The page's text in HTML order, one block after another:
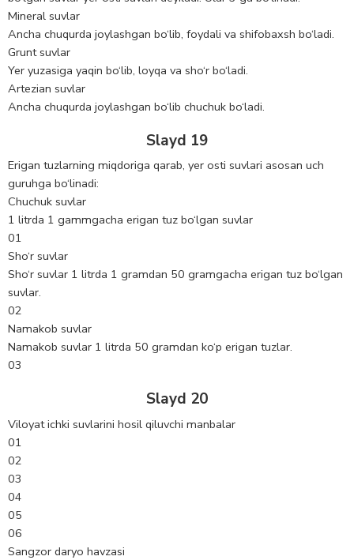
Mineral suvlar
Ancha chuqurda joylashgan bo‘lib, foydali va shifobaxsh bo‘ladi.
Grunt suvlar
Yer yuzasiga yaqin bo‘lib, loyqa va sho‘r bo‘ladi.
Artezian suvlar
Ancha chuqurda joylashgan bo‘lib chuchuk bo‘ladi.
Slayd 19
Erigan tuzlarning miqdoriga qarab, yer osti suvlari asosan uch
guruhga bo‘linadi:
Chuchuk suvlar
1 litrda 1 gammgacha erigan tuz bo‘lgan suvlar
01
Sho‘r suvlar
Sho‘r suvlar 1 litrda 1 gramdan 50 gramgacha erigan tuz bo‘lgan
suvlar.
02
Namakob suvlar
Namakob suvlar 1 litrda 50 gramdan ko‘p erigan tuzlar.
03
Slayd 20
Viloyat ichki suvlarini hosil qiluvchi manbalar
01
02
03
04
05
06
Sangzor daryo havzasi